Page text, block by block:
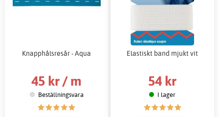
Knapphålsresår - Aqua
45 kr / m
Beställningsvara
Elastiskt band mjukt vit
54 kr
I lager